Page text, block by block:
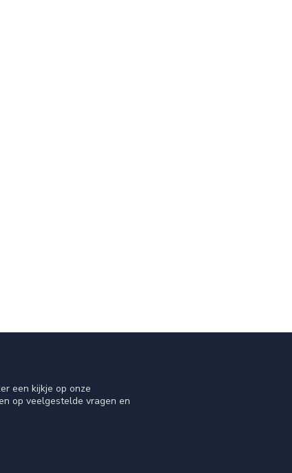
een kijkje op onze
op veelgestelde vragen en